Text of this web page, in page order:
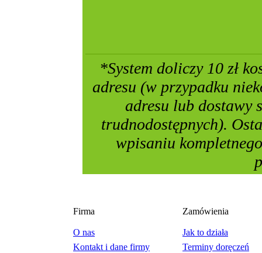
*System doliczy 10 zł
adresu (w przypadku
adresu lub dostawy
trudnodostępnych).
wpisaniu
Firma
O nas
Kontakt i dane firmy
Zamówienia
Jak to działa
Terminy doręczeń